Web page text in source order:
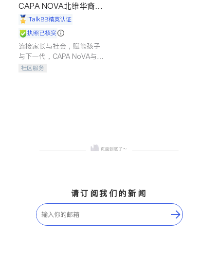
CAPA NOVA北维华裔家
长会iTalkBB精英认证
执照已核实
连接家长与社会，赋能孩子
与下一代，CAPA NoVA与您
携手建设包容、公平、充满
社区服务
请订阅我们的新闻